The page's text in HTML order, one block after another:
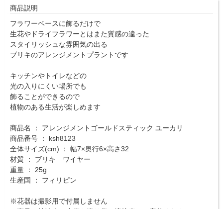
商品説明
フラワーベースに飾るだけで
生花やドライフラワーとはまた質感の違った
スタイリッシュな雰囲気の出る
ブリキのアレンジメントプラントです
キッチンやトイレなどの
光の入りにくい場所でも
飾ることができるので
植物のある生活が楽しめます
商品名 ： アレンジメントゴールドスティック ユーカリ
商品番号 ： ksh8123
全体サイズ(cm) ： 幅7×奥行6×高さ32
材質 ： ブリキ ワイヤー
重量 ： 25g
生産国 ： フィリピン
※花器は撮影用で付属しません